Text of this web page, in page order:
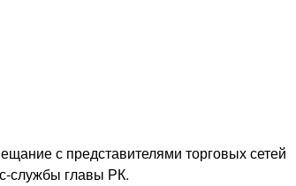
с представителями торговых сетей
службы главы РК.